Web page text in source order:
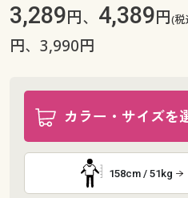
3,289円、 4,389円(税
円、3,990円
カラー・サイズを
158cm / 51kg